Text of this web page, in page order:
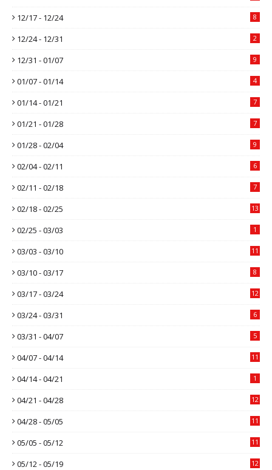
12/17 - 12/24
8
12/24 - 12/31 2
12/31 - 01/07 9
01/07 - 01/14 4
01/14 - 01/21 7
01/21 - 01/28 7
01/28 - 02/04 9
02/04 - 02/11 6
02/11 - 02/18 7
02/18 - 02/25 13
02/25 - 03/03 1
03/03 - 03/10 11
03/10 - 03/17 8
03/17 - 03/24 12
03/24 - 03/31 6
03/31 - 04/07 5
04/07 - 04/14 11
04/14 - 04/21 1
04/21 - 04/28 12
04/28 - 05/05 11
05/05 - 05/12 11
05/12 - 05/19 12